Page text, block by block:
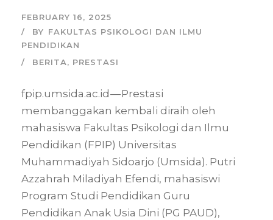
FEBRUARY 16, 2025
BY FAKULTAS PSIKOLOGI DAN ILMU
PENDIDIKAN
BERITA, PRESTASI
fpip.umsida.ac.id — Prestasi
membanggakan kembali diraih oleh
mahasiswa Fakultas Psikologi dan Ilmu
Pendidikan (FPIP) Universitas
Muhammadiyah Sidoarjo (Umsida). Putri
Azzahrah Miladiyah Efendi, mahasiswi
Program Studi Pendidikan Guru
Pendidikan Anak Usia Dini (PG PAUD),